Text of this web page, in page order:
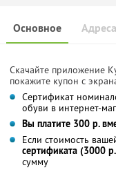
Основное Адреса
Скачайте приложение
покажите купон с
Сертификат
обуви в интернет-
Вы платите 300 р.
Если стоимость
сертификата (3000
сумму